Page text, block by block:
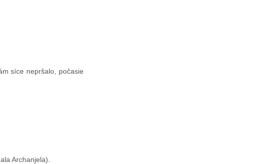
síce nepršalo, počasie
Archanjela).